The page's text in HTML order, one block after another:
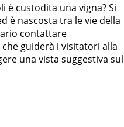
è custodita una vigna? Si
è nascosta tra le vie della
contattare
che guiderà i visitatori alla
una vista suggestiva sul